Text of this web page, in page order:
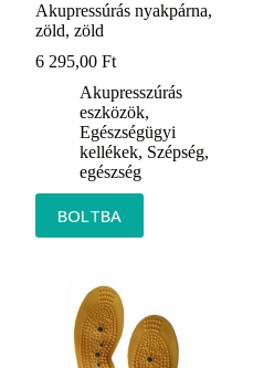
Akupressúrás nyakpárna,
zöld, zöld
6 295,00Ft
Akupresszúrás
eszközök,
Egészségügyi
kellékek, Szépség,
egészség
BOLTBA